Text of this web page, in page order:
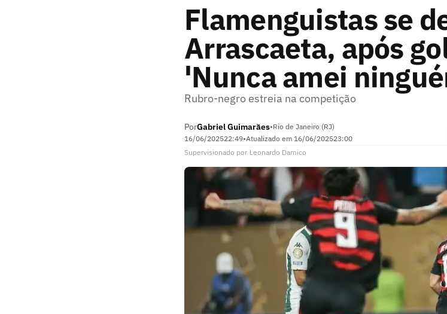
Flamenguistas se
Arrascaeta, após
'Nunca amei
Rubro-negro estreia na competição
PorGabriel Guimarães•Rio de Janeiro (RJ)
16/06/202522:49•Atualizado em 16/06/202523:00
Supervisionado por Leonardo Damico